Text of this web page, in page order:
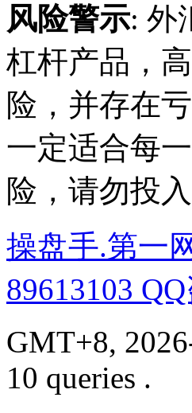
风险警示: 外
杠杆产品，
险，并存在
一定适合每
险，请勿投
操盘手.第一
89613103
GMT+8,
10 queries .